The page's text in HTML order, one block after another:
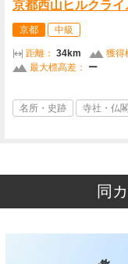
京都西山ヒルクラ
京都 中級
距離： 34km 獲得
最大標高差：
ー
名所・史跡 寺社・仏閣
同